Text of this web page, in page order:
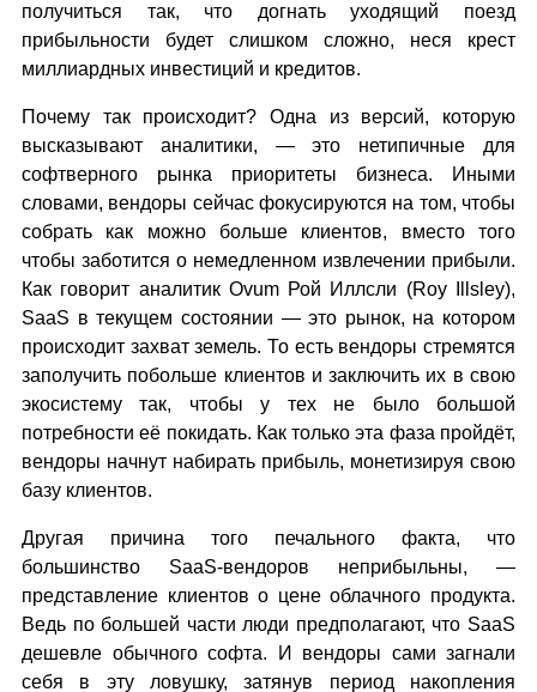
получиться так, что догнать уходящий поезд
прибыльности будет слишком сложно, неся крест
миллиардных инвестиций и кредитов.
Почему так происходит? Одна из версий, которую
высказывают аналитики, — это нетипичные для
софтверного рынка приоритеты бизнеса. Иными
словами, вендоры сейчас фокусируются на том, чтобы
собрать как можно больше клиентов, вместо того
чтобы заботится о немедленном извлечении прибыли.
Как говорит аналитик Ovum Рой Иллсли (Roy Illsley),
SaaS в текущем состоянии — это рынок, на котором
происходит захват земель. То есть вендоры стремятся
заполучить побольше клиентов и заключить их в свою
экосистему так, чтобы у тех не было большой
потребности её покидать. Как только эта фаза пройдёт,
вендоры начнут набирать прибыль, монетизируя свою
базу клиентов.
Другая причина того печального факта, что
большинство SaaS-вендоров неприбыльны, —
представление клиентов о цене облачного продукта.
Ведь по большей части люди предполагают, что SaaS
дешевле обычного софта. И вендоры сами загнали
себя в эту ловушку, затянув период накопления